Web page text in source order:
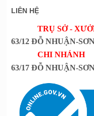
LIÊN HỆ
TRỤ SỞ -
63/12 ĐỖ NHUẬN-
CHI NHÁNH
63/17 ĐỖ NHUẬN-